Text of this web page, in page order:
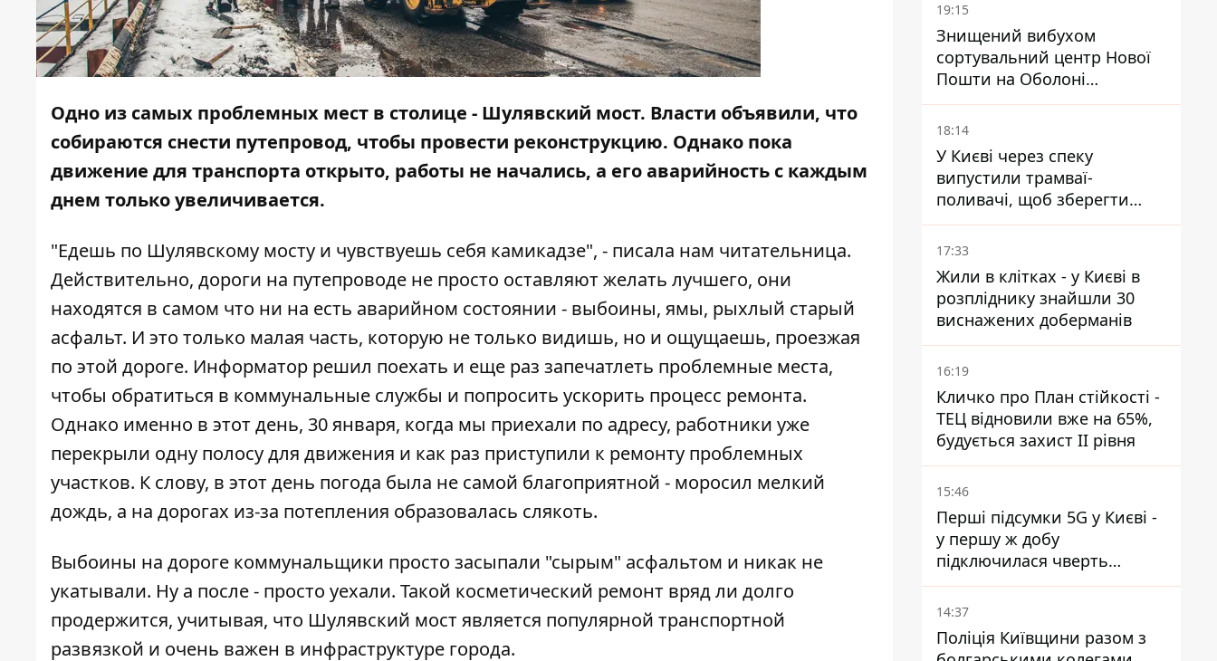
Одно из самых проблемных мест в столице - Шулявский мост. Власти объявили, что
собираются снести путепровод, чтобы провести реконструкцию. Однако пока
движение для транспорта открыто, работы не начались, а его аварийность с каждым
днем только увеличивается.
"Едешь по Шулявскому мосту и чувствуешь себя камикадзе", - писала нам читательница.
Действительно, дороги на путепроводе не просто оставляют желать лучшего, они
находятся в самом что ни на есть аварийном состоянии - выбоины, ямы, рыхлый старый
асфальт. И это только малая часть, которую не только видишь, но и ощущаешь, проезжая
по этой дороге. Информатор решил поехать и еще раз запечатлеть проблемные места,
чтобы обратиться в коммунальные службы и попросить ускорить процесс ремонта.
Однако именно в этот день, 30 января, когда мы приехали по адресу, работники уже
перекрыли одну полосу для движения и как раз приступили к ремонту проблемных
участков. К слову, в этот день погода была не самой благоприятной - моросил мелкий
дождь, а на дорогах из-за потепления образовалась слякоть.
Выбоины на дороге коммунальщики просто засыпали "сырым" асфальтом и никак не
укатывали. Ну а после - просто уехали. Такой косметический ремонт вряд ли долго
продержится, учитывая, что Шулявский мост является популярной транспортной
развязкой и очень важен в инфраструктуре города.
19:15
Знищений вибухом
сортувальний центр Нової
Пошти на Оболоні
запрацював - видають
посилки
18:14
У Києві через спеку
випустили трамваї-
поливачі, щоб зберегти
рейки від деформації
17:33
Жили в клітках - у Києві в
розпліднику знайшли 30
виснажених доберманів
16:19
Кличко про План стійкості -
ТЕЦ відновили вже на 65%,
будується захист ІІ рівня
15:46
Перші підсумки 5G у Києві -
у першу ж добу
підключилася чверть
мільйона абонентів
14:37
Поліція Київщини разом з